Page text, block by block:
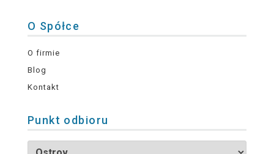
O Spółce
O firmie
Blog
Kontakt
Punkt odbioru